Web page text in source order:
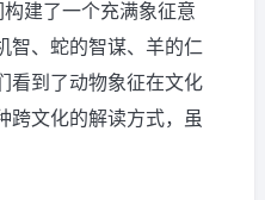
建了一个充满象征意
智、蛇的智谋、羊的仁
看到了动物象征在文化
跨文化的解读方式，虽